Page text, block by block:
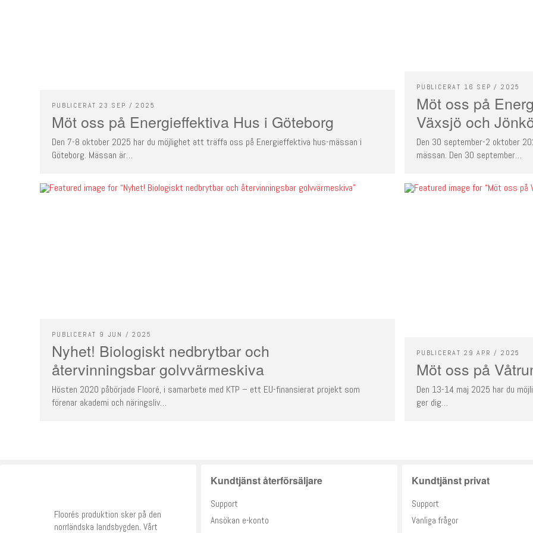
PUBLICERAT 23 SEP / 2025
Möt oss på Energieffektiva Hus i Göteborg
Den 7-8 oktober 2025 har du möjlighet att träffa oss på Energieffektiva hus-mässan i
Göteborg. Mässan är…
PUBLICERAT 16 SEP / 2025
Möt oss på
Växsjö och
Den 30 september-2 oktober
mässan. Den 30 september…
PUBLICERAT 9 JUN / 2025
Nyhet! Biologiskt nedbrytbar och
återvinningsbar golvvärmeskiva
Hösten 2020 påbörjade Flooré, i samarbete med KTP – ett EU-finansierat projekt som
förenar akademi och näringsliv…
PUBLICERAT 29 APR / 2025
Möt oss på
Den 13-14 maj 2025 har du
ger dig…
Floorés produktion sker på den
norrländska landsbygden. Vårt
Kundtjänst återförsäljare
Support
Ansökan e-konto
Kundtjänst privat
Support
Vanliga frågor